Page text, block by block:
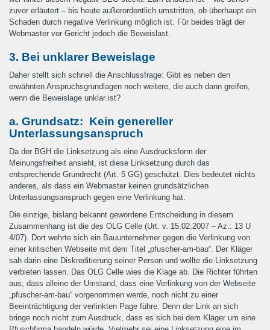
zuvor erläutert – bis heute außerordentlich umstritten, ob überhaupt ein
Schaden durch negative Verlinkung möglich ist. Für beides trägt der
Webmaster vor Gericht jedoch die Beweislast.
3. Bei unklarer Beweislage
Daher stellt sich schnell die Anschlussfrage: Gibt es neben den
erwähnten Anspruchsgrundlagen noch weitere, die auch dann greifen,
wenn die Beweislage unklar ist?
a. Grundsatz: Kein genereller
Unterlassungsanspruch
Da der BGH die Linksetzung als eine Ausdrucksform der
Meinungsfreiheit ansieht, ist diese Linksetzung durch das
entsprechende Grundrecht (Art. 5 GG) geschützt. Dies bedeutet nichts
anderes, als dass ein Webmaster keinen grundsätzlichen
Unterlassungsanspruch gegen eine Verlinkung hat.
Die einzige, bislang bekannt gewordene Entscheidung in diesem
Zusammenhang ist die des OLG Celle (Urt. v. 15.02.2007 – Az.: 13 U
4/07). Dort wehrte sich ein Bauunternehmer gegen die Verlinkung von
einer kritischen Webseite mit dem Titel „pfuscher-am-bau“. Der Kläger
sah darin eine Diskreditierung seiner Person und wollte die Linksetzung
verbieten lassen. Das OLG Celle wies die Klage ab. Die Richter führten
aus, dass alleine der Umstand, dass eine Verlinkung von der Webseite
„pfuscher-am-bau“ vorgenommen werde, noch nicht zu einer
Beeinträchtigung der verlinkten Page führe. Denn der Link an sich
bringe noch nicht zum Ausdruck, dass es sich bei dem Kläger um eine